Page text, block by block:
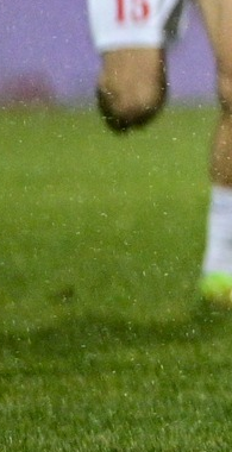
grčevitoj borbi za